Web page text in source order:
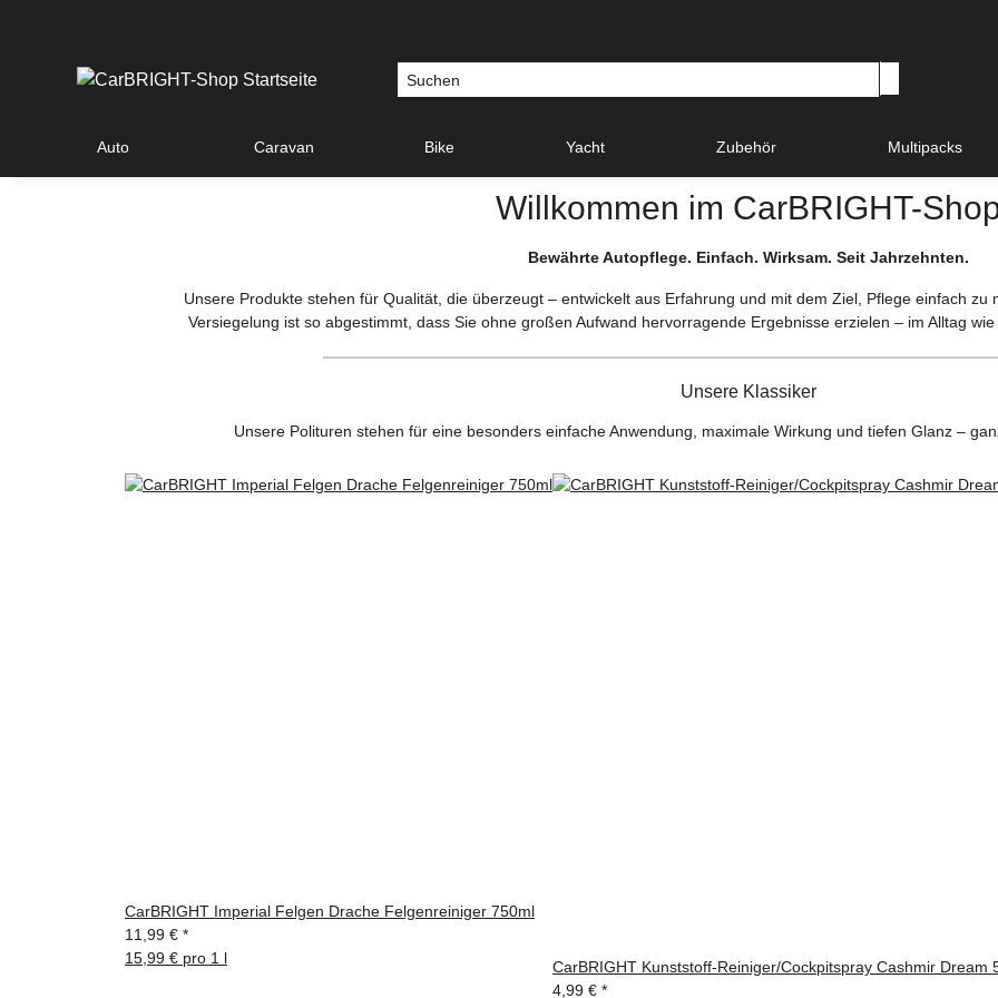
Auto Caravan Bike Yacht Zubehör Multipacks
Willkommen im CarBRIGHT-
Bewährte Autopflege. Einfach. Wirksam. Seit Jahrzehnten.
Unsere Produkte stehen für Qualität, die überzeugt – entwickelt aus Erfahrung und mit dem Ziel, Pflege einfach zu
Versiegelung ist so abgestimmt, dass Sie ohne großen Aufwand hervorragende Ergebnisse erzielen – im Alltag
Unsere Klassiker
Unsere Polituren stehen für eine besonders einfache Anwendung, maximale Wirkung und tiefen Glanz –
CarBRIGHT Imperial Felgen Drache Felgenreiniger 750ml
11,99 € *
15,99 € pro 1 l
CarBRIGHT Kunststoff-Reiniger/Cockpitspray Cashmir Dream
4,99 € *